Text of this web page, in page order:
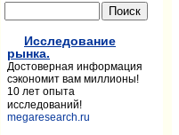
Исследование
рынка.
Достоверная информация
сэкономит вам миллионы!
10 лет опыта
исследований!
megaresearch.ru